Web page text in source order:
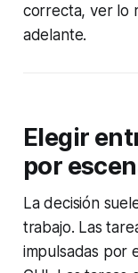
correcta, ver lo
adelante.
Elegir
por
La decisión
trabajo. Las
impulsadas por